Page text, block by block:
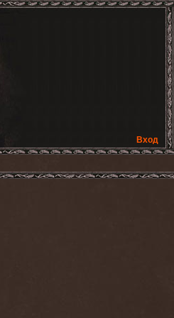
Вход